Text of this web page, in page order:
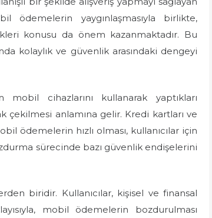
yaygınlaşmasıyla birlikte,
konusu da önem kazanmaktadır. Bu
kolaylık ve güvenlik arasındaki dengeyi
mobil cihazlarını kullanarak yaptıkları
anlamına gelir. Kredi kartları ve
ödemelerin hızlı olması, kullanıcılar için
sürecinde bazı güvenlik endişelerini
biridir. Kullanıcılar, kişisel ve finansal
mobil ödemelerin bozdurulması